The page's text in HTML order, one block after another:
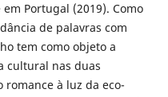
Portugal (2019). Como
de palavras com
tem como objeto a
cultural nas duas
romance à luz da eco-